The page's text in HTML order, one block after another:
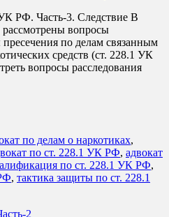
РФ. Часть-3. Следствие В
вопросы
по делам связанным
средств (ст. 228.1 УК
вопросы расследования
по делам о наркотиках,
по ст. 228.1 УК РФ, адвокат
по ст. 228.1 УК РФ,
, тактика защиты по ст. 228.1